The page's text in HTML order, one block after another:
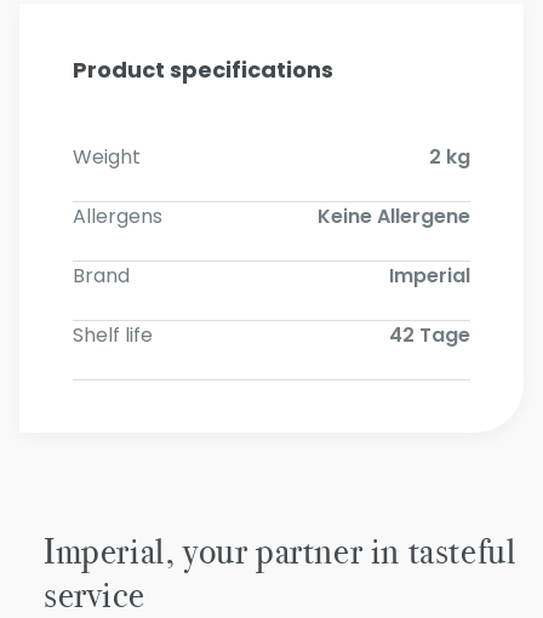
Product specifications
Weight 2 kg
Allergens Keine Allergene
Brand Imperial
Shelf life 42 Tage
Imperial, your partner in tasteful
service